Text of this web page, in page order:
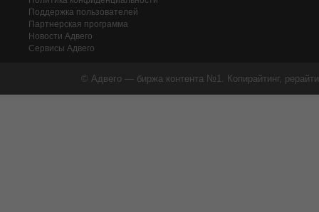
Поддержка пользователей
Партнерская программа
Новости Адвего
Сервисы Адвего
© Адвего — биржа контента №1. Копирайтинг,